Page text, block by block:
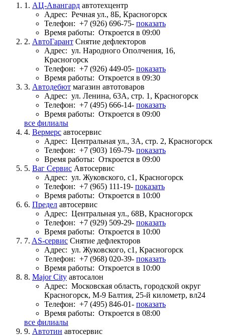
1. АЦ-Авангард автотехцентр
Адрес: Речная ул., 8Б, Красногорск
Телефон: +7 (926) 696-75- показать
Время работы: Откроется в 09:00
2. АвтоГарант Снятие дефлекторов
Адрес: ул. Народного Ополчения, 16,
Красногорск
Телефон: +7 (926) 449-05- показать
Время работы: Откроется в 09:30
3. Автодебют магазин автотоваров
Адрес: ул. Ленина, 63А, стр. 1, Красногорск
Телефон: +7 (495) 666-14- показать
Время работы: Откроется в 09:00
все филиалы
4. Вермерс автосервис
Адрес: Центральная ул., 3А, стр. 2, Красногорск
Телефон: +7 (903) 169-79- показать
Время работы: Откроется в 09:00
5. Ваг Сервис Автосервис
Адрес: ул. Жуковского, с1, Красногорск
Телефон: +7 (965) 111-19- показать
Время работы: Откроется в 10:00
6. Предел автосервис
Адрес: Центральная ул., 68В, Красногорск
Телефон: +7 (929) 509-29- показать
Время работы: Откроется в 10:00
7. AS-сервис Снятие дефлекторов
Адрес: ул. Жуковского, с1, Красногорск
Телефон: +7 (968) 020-39- показать
Время работы: Откроется в 10:00
8. Major City автосалон
Адрес: Московская область, городской округ
Красногорск, М-9 Балтия, 25-й километр, вл24
Телефон: +7 (495) 846-01- показать
Время работы: Откроется в 08:00
все филиалы
9. Автотин автосервис